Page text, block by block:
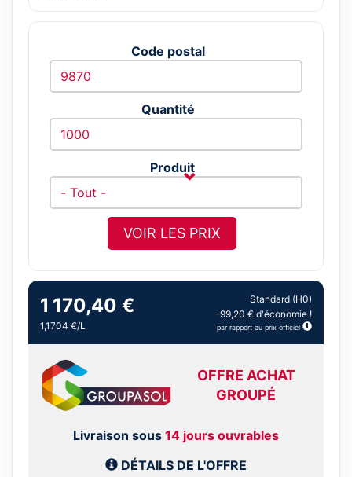
Code postal
Quantité
Produit
VOIR LES PRIX
1 170,40 €
1,1704 €/L
Standard (H0)
-99,20 € d'économie !
par rapport au prix officiel
OFFRE ACHAT
GROUPÉ
Livraison sous 14 jours ouvrables
DÉTAILS DE L'OFFRE